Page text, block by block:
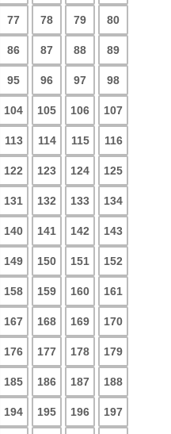
77 78 79 80
86 87 88 89
95 96 97 98
104 105 106 107
113 114 115 116
122 123 124 125
131 132 133 134
140 141 142 143
149 150 151 152
158 159 160 161
167 168 169 170
176 177 178 179
185 186 187 188
194 195 196 197